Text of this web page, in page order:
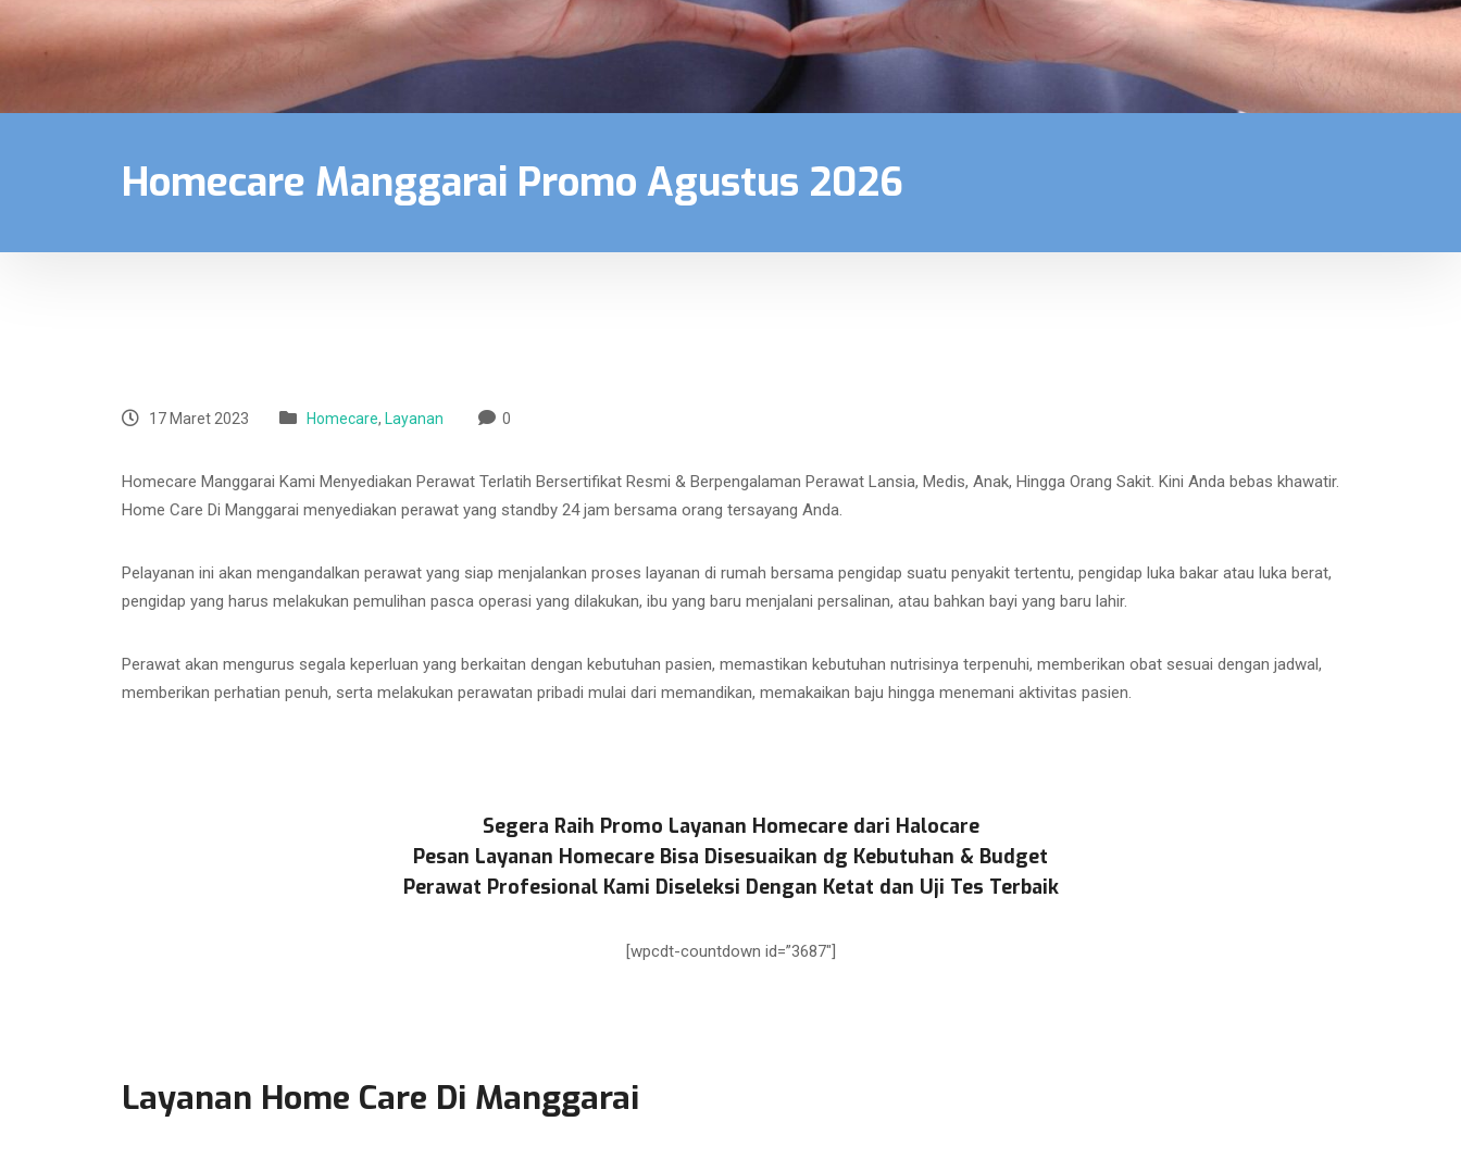
Homecare Manggarai Promo Agustus 2026
17 Maret 2023 Homecare, Layanan 0
Homecare Manggarai Kami Menyediakan Perawat Terlatih Bersertifikat Resmi & Berpengalaman Perawat Lansia, Medis, Anak, Hingga Orang Sakit. Kini Anda bebas khawatir.
Home Care Di Manggarai menyediakan perawat yang standby 24 jam bersama orang tersayang Anda.
Pelayanan ini akan mengandalkan perawat yang siap menjalankan proses layanan di rumah bersama pengidap suatu penyakit tertentu, pengidap luka bakar atau luka berat,
pengidap yang harus melakukan pemulihan pasca operasi yang dilakukan, ibu yang baru menjalani persalinan, atau bahkan bayi yang baru lahir.
Perawat akan mengurus segala keperluan yang berkaitan dengan kebutuhan pasien, memastikan kebutuhan nutrisinya terpenuhi, memberikan obat sesuai dengan jadwal,
memberikan perhatian penuh, serta melakukan perawatan pribadi mulai dari memandikan, memakaikan baju hingga menemani aktivitas pasien.
Segera Raih Promo Layanan Homecare dari Halocare
Pesan Layanan Homecare Bisa Disesuaikan dg Kebutuhan & Budget
Perawat Profesional Kami Diseleksi Dengan Ketat dan Uji Tes Terbaik
[wpcdt-countdown id=”3687″]
Layanan Home Care Di Manggarai